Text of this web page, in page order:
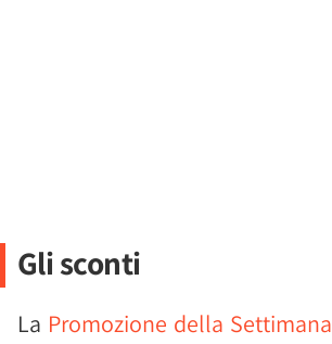
Gli sconti
La Promozione della Settimana